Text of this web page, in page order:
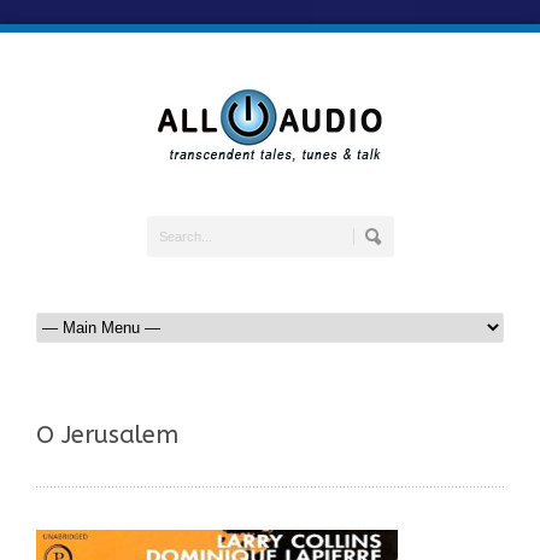
O Jerusalem